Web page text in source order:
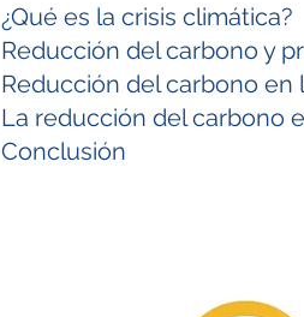
¿Qué es la crisis climática?
Reducción del carbono y
Reducción del carbono en
La reducción del carbono
Conclusión